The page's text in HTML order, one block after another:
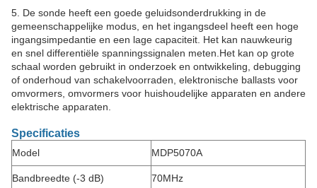
5. De sonde heeft een goede geluidsonderdrukking in de
gemeenschappelijke modus, en het ingangsdeel heeft een hoge
ingangsimpedantie en een lage capaciteit. Het kan nauwkeurig
en snel differentiële spanningssignalen meten.Het kan op grote
schaal worden gebruikt in onderzoek en ontwikkeling, debugging
of onderhoud van schakelvoorraden, elektronische ballasts voor
omvormers, omvormers voor huishoudelijke apparaten en andere
elektrische apparaten.
Specificaties
Model MDP5070A
Bandbreedte (-3 dB) 70MHz